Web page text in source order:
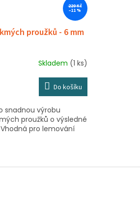
220 Kč
–11 %
proužků - 6 mm
Skladem (1 ks)
Do košíku
snadnou výrobu
proužků o výsledné
pro lemování